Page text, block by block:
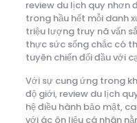
review du lịch quy nhơn
trong hầu hết mỗi danh
triệu lượng truy nã vấn
thực sức sống chắc có
tuyên chiến đối đầu với
Với sự cung ứng trong
độ giới, review du lịch
hệ điều hành bảo mật,
với ác ôn liệu cá nhân